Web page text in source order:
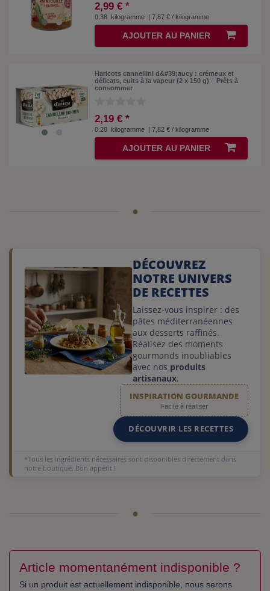
2,99 € *
0.38 kilogramme | 7,87 € / kilogramme
AJOUTER AU PANIER
Haricots cannellini d&#39;aucy : crémeux et
délicats, cuits à la vapeur (2 x 150 g) – Prêts à
consommer
2,19 € *
0.28 kilogramme | 7,82 € / kilogramme
AJOUTER AU PANIER
DÉCOUVREZ
NOTRE UNIVERS
DE RECETTES
Laissez-vous inspirer : des
pâtes méditerranéennes
aux desserts raffinés.
Réalisez des moments
gourmands inoubliables
avec nos produits
artisanaux.
INSPIRATION GOURMANDE
Facile à réaliser
DÉCOUVRIR LES RECETTES
*Tous les ingrédients nécessaires sont disponibles directement dans
notre boutique. Bon appétit !
Article momentanément indisponible ?
Si un produit est actuellement indisponible, nous serons